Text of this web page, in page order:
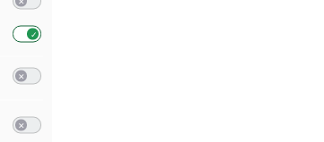
zu Messung der Performance von Inhalten
zu Analyse von Zielgruppen durch Statistiken oder Kombinationen von